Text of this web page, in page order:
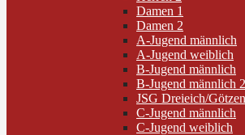
Damen 1
Damen 2
A-Jugend männlich
A-Jugend weiblich
B-Jugend männlich
B-Jugend männlich 2
JSG Dreieich/
C-Jugend männlich
C-Jugend weiblich